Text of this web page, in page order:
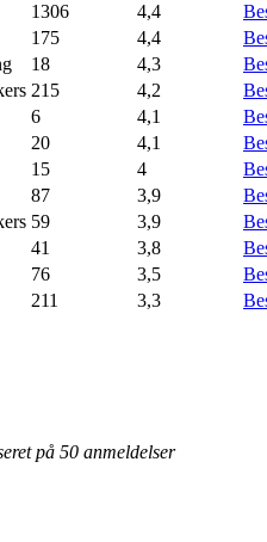
1306 4,4
175 4,4
18 4,3
215 4,2
6 4,1
20 4,1
15 4
87 3,9
59 3,9
41 3,8
76 3,5
211 3,3
på 50 anmeldelser